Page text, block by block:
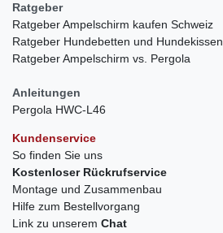
Ratgeber
Ratgeber Ampelschirm kaufen Schweiz
Ratgeber Hundebetten und Hundekissen
Ratgeber Ampelschirm vs. Pergola
Anleitungen
Pergola HWC-L46
Kundenservice
So finden Sie uns
Kostenloser Rückrufservice
Montage und Zusammenbau
Hilfe zum Bestellvorgang
Link zu unserem Chat